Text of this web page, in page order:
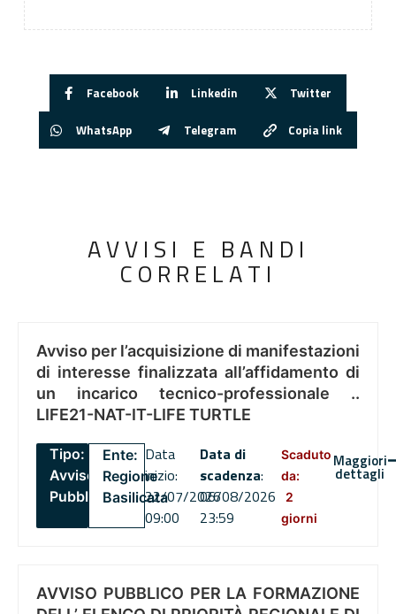
Facebook Linkedin Twitter
WhatsApp Telegram Copia link
AVVISI E BANDI
CORRELATI
Avviso per l’acquisizione di manifestazioni
di interesse finalizzata all’affidamento di
un incarico tecnico-professionale ..
LIFE21-NAT-IT-LIFE TURTLE
Tipo:
Avviso
Pubblico
Ente:
Regione
Basilicata
Data
inizio:
22/07/2026
09:00
Data di
scadenza:
06/08/2026
23:59
Scaduto
da:
2
giorni
Maggiori
dettagli
AVVISO PUBBLICO PER LA FORMAZIONE